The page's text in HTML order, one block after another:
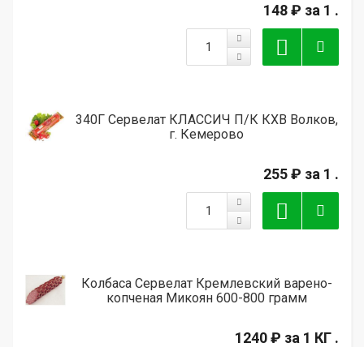
148 ₽ за 1 .
340Г Сервелат КЛАССИЧ П/К КХВ Волков,
г. Кемерово
255 ₽ за 1 .
Колбаса Сервелат Кремлевский варено-
копченая Микоян 600-800 грамм
1240 ₽ за 1 КГ .